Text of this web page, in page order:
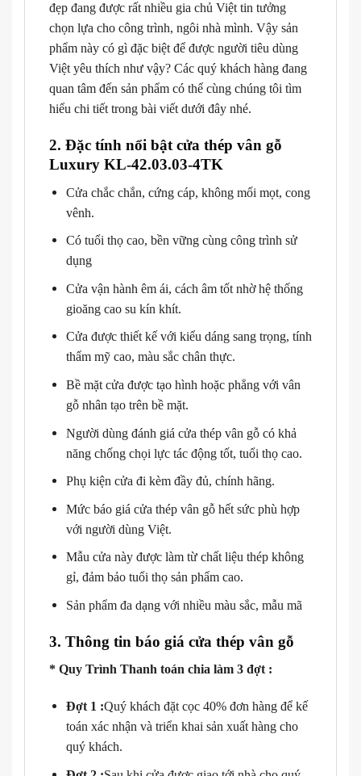
đẹp đang được rất nhiều gia chủ Việt tin tưởng
chọn lựa cho công trình, ngôi nhà mình. Vậy sản
phẩm này có gì đặc biệt để được người tiêu dùng
Việt yêu thích như vậy? Các quý khách hàng đang
quan tâm đến sản phẩm có thể cùng chúng tôi tìm
hiểu chi tiết trong bài viết dưới đây nhé.
2. Đặc tính nổi bật cửa thép vân gỗ
Luxury KL-42.03.03-4TK
Cửa chắc chắn, cứng cáp, không mối mọt, cong
vênh.
Có tuổi thọ cao, bền vững cùng công trình sử
dụng
Cửa vận hành êm ái, cách âm tốt nhờ hệ thống
gioăng cao su kín khít.
Cửa được thiết kế với kiểu dáng sang trọng, tính
thẩm mỹ cao, màu sắc chân thực.
Bề mặt cửa được tạo hình hoặc phẳng với vân
gỗ nhân tạo trên bề mặt.
Người dùng đánh giá cửa thép vân gỗ có khả
năng chống chọi lực tác động tốt, tuổi thọ cao.
Phụ kiện cửa đi kèm đầy đủ, chính hãng.
Mức báo giá cửa thép vân gỗ hết sức phù hợp
với người dùng Việt.
Mẫu cửa này được làm từ chất liệu thép không
gỉ, đảm bảo tuổi thọ sản phẩm cao.
Sản phẩm đa dạng với nhiều màu sắc, mẫu mã
3. Thông tin báo giá cửa thép vân gỗ
* Quy Trình Thanh toán chia làm 3 đợt :
Đợt 1 :Quý khách đặt cọc 40% đơn hàng để kế
toán xác nhận và triển khai sản xuất hàng cho
quý khách.